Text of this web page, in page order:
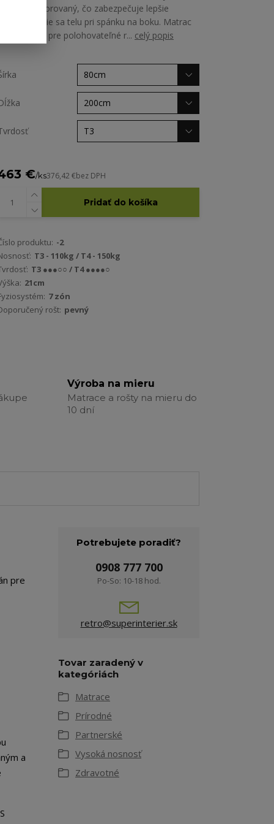
priečne perforovaný, čo zabezpečuje lepšie
prispôsobenie sa telu pri spánku na boku. Matrac
je vhodný aj pre polohovateľné r... celý popis
€/ks376,42 €bez DPH
Pridať do košíka
produktu: -2
T3 - 110kg / T4 - 150kg
T3 ●●●○○ / T4 ●●●●○
21cm
7 zón
rošt: pevný
Výroba na mieru
Matrace a rošty na mieru do
10 dní
pre
a
Potrebujete poradiť?
0908 777 700
Po-So: 10-18 hod.
retro@superinterier.sk
Tovar zaradený v
kategóriách
Matrace
Prírodné
Partnerské
Vysoká nosnosť
Zdravotné